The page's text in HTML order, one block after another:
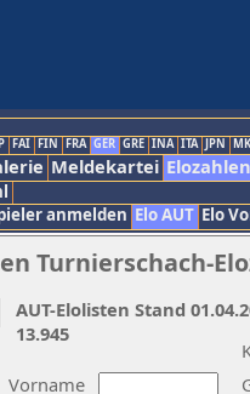
FAI FIN FRA GER GRE INA ITA JPN
Meldekartei Elozahlen
anmelden Elo AUT Elo
Turnierschach-
Vorname
AUT-Elolisten Stand
13.945